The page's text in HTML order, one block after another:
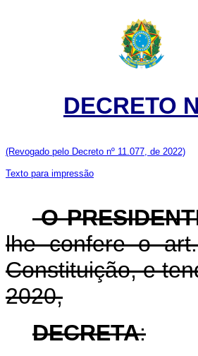
DECRETO
(Revogado pelo Decreto nº 11.077, de 2022)
Texto para impressão
O
lhe confere o
Constituição, e
2020,
DECRETA: